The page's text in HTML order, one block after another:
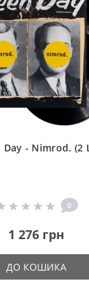
Day - Nimrod. (2
0
1 276 грн
ДО КОШИКА